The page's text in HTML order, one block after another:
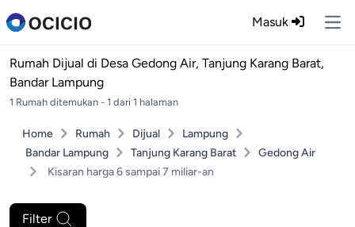
Masuk
Rumah Dijual di Desa Gedong Air, Tanjung Karang Barat,
Bandar Lampung
1 Rumah ditemukan - 1 dari 1 halaman
Home Rumah Dijual
Lampung
Bandar Lampung
Tanjung Karang Barat
Gedong Air
Kisaran harga 6 sampai 7 miliar-an
Filter